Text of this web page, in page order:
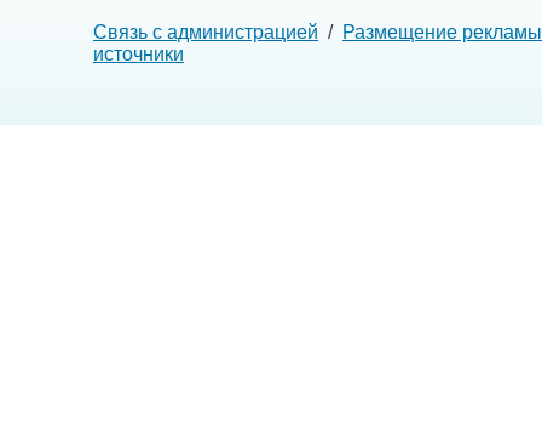
Связь с администрацией / Размещение рекламы
источники